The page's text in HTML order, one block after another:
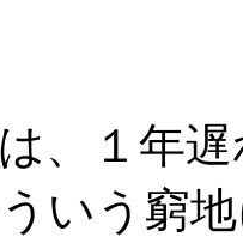
、１年遅
いう窮